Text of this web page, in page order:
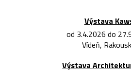
Výstava
od 3.4.2026 do
Vídeň,
Výstava